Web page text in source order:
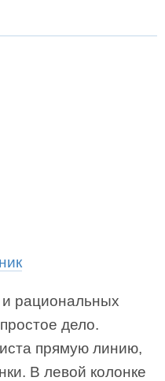
рациональных
дело.
прямую линию,
В левой колонке